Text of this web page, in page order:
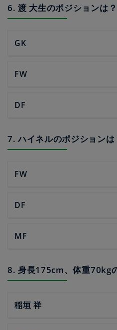
6. 渡 大生のポジションは？
GK
FW
DF
7. ハイネルのポジションは
FW
DF
MF
8. 身長175cm、体重70kg
稲垣 祥